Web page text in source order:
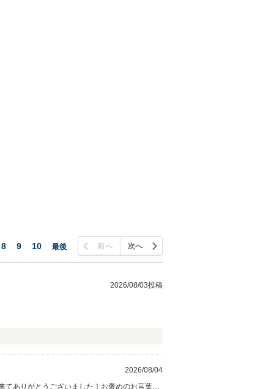
8 9 10 最後 前へ 次へ
2026/08/03投稿
2026/08/04
ありがとうございました！お褒めのお言葉、